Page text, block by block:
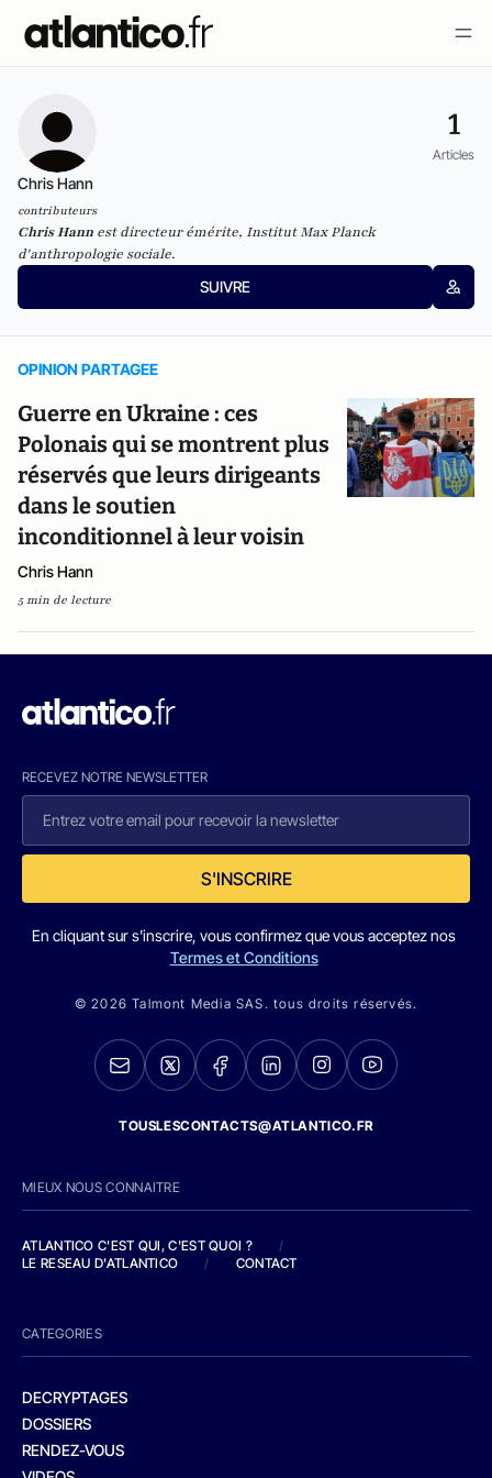
1
Articles
Chris Hann
contributeurs
Chris Hann est directeur émérite, Institut Max Planck
d'anthropologie sociale.
SUIVRE
OPINION PARTAGEE
Guerre en Ukraine : ces
Polonais qui se montrent plus
réservés que leurs dirigeants
dans le soutien
inconditionnel à leur voisin
Chris Hann
5 min de lecture
RECEVEZ NOTRE NEWSLETTER
S'INSCRIRE
En cliquant sur s'inscrire, vous confirmez que vous acceptez nos
Termes et Conditions
© 2026 Talmont Media SAS. tous droits réservés.
TOUSLESCONTACTS@ATLANTICO.FR
MIEUX NOUS CONNAITRE
ATLANTICO C'EST QUI, C'EST QUOI ?
/
LE RESEAU D'ATLANTICO
/ CONTACT
CATEGORIES
DECRYPTAGES
DOSSIERS
RENDEZ-VOUS